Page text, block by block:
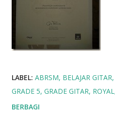
LABEL: ABRSM BELAJAR GITAR
GRADE 5 GRADE GITAR ROYAL
BERBAGI